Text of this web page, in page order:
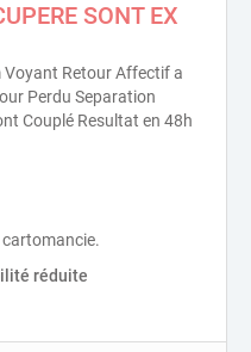
SONT EX
Voyant Retour Affectif a
Perdu Separation
Couplé Resultat en 48h
réduite